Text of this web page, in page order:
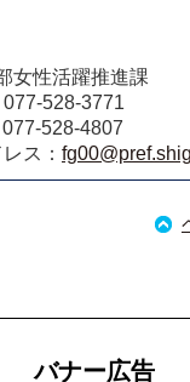
女性活躍推進課
528-3771
528-4807
ス：
バナー広告